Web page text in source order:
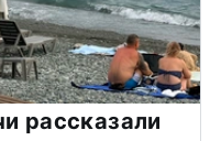
рассказали